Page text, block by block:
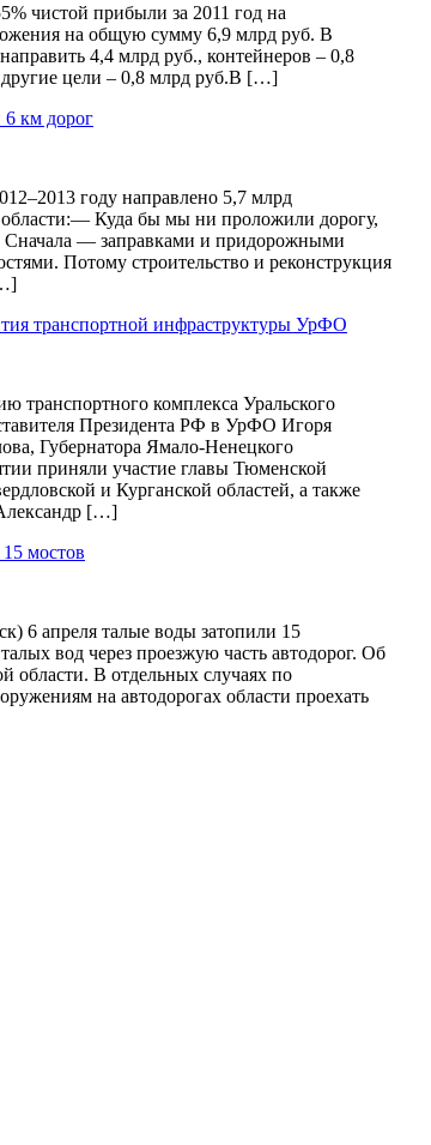
чистой прибыли за 2011 год на
на общую сумму 6,9 млрд руб. В
4,4 млрд руб., контейнеров – 0,8
другие цели – 0,8 млрд руб.В […]
6 км дорог
году направлено 5,7 млрд
Куда бы мы ни проложили дорогу,
Сначала — заправками и придорожными
Потому строительство и реконструкция
транспортной инфраструктуры УрФО
транспортного комплекса Уральского
Президента РФ в УрФО Игоря
Губернатора Ямало-Ненецкого
приняли участие главы Тюменской
и Курганской областей, а также
[…]
мостов
6 апреля талые воды затопили 15
вод через проезжую часть автодорог. Об
В отдельных случаях по
на автодорогах области проехать